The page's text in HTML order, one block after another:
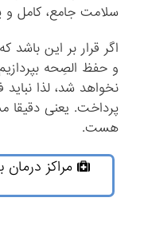
سلامت جامع، کامل و
اگر قرار بر این
و حفظ الصِحه
نخواهد شد، لذا
پرداخت. یعنی
هست.
مراکز